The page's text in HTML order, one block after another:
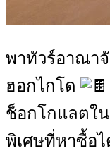
พาทัวร์อาณาจั
ฮอกไกโด
ช็อกโกแลตใ
พิเศษที่หาซื้อ